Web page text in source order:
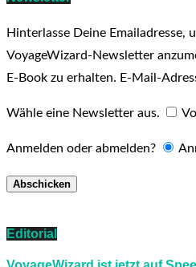
Hinterlasse Deine Emailadresse,
VoyageWizard-Newsletter
E-Book zu erhalten. E-Mail-
Wähle eine Newsletter aus.
Anmelden oder abmelden?
Editorial